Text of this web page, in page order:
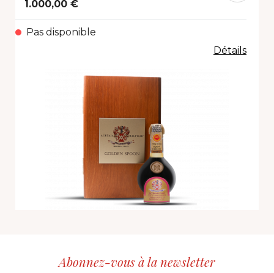
1.000,00 €
Pas disponible
Détails
Abonnez-vous à la newsletter